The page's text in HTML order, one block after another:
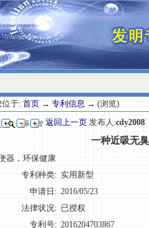
位于: 首页 → 专利信息 → (浏览)
返回上一页 发布人:cdy2008
一种近吸无
器，环保健康
专利种类: 实用新型
申请日: 2016/05/23
法律状况: 已授权
专利号: 2016204703867